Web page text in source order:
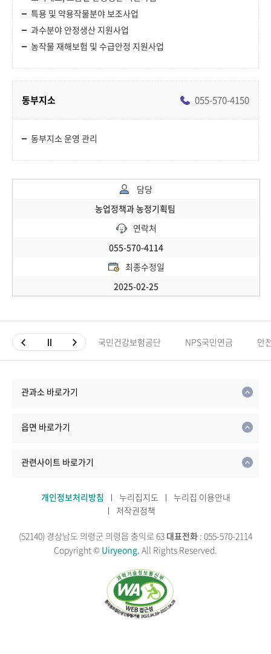
특용 및 약용작물분야 보조사업
과수분야 안정생산 지원사업
농작물 재해보험 및 수급안정 지원사업
동부지소 055-570-4150
동부지소 운영 관리
담당
농업정책과 농정기획팀
연락처
055-570-4114
최종수정일
2025-02-25
국민건강보험공단 NPS국민연금 안
관과소 바로가기
읍면 바로가기
관련사이트 바로가기
개인정보처리방침 누리집지도
누리집 이용안내
저작권정책
(52140) 경상남도 의령군 의령읍 충익로 63 대표전화 : 055-570-2114
Copyright © Uiryeong. All Rights Reserved.